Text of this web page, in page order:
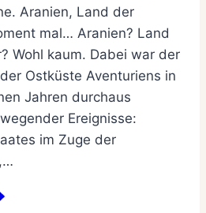
Aranien, Land der
mal… Aranien? Land
Wohl kaum. Dabei war der
Ostküste Aventuriens in
Jahren durchaus
Ereignisse:
im Zuge der